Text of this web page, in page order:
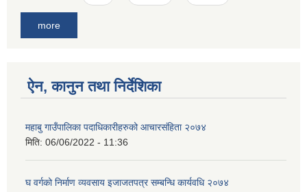
more
ऐन, कानुन तथा निर्देशिका
महाबु गाउँपालिका पदाधिकारीहरुको आचारसंहिता २०७४
मिति: 06/06/2022 - 11:36
घ वर्गको निर्माण व्यवसाय इजाजतपत्र सम्बन्धि कार्यवधि २०७४